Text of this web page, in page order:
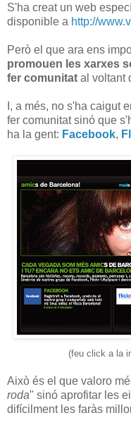
S'ha creat un web
disponible a http://
Però el que ara ens
promouen les xarxes
fer comunitat al voltant
I, a més, no s'ha caigut
fer comunitat sinó que
ha la gent: Facebook,
(feu click a la
Això és el que valoro
roda" sinó aprofitar les
difícilment les faràs